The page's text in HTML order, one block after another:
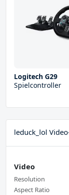
Logitech G29
Spielcontroller
leduck_lol
Video
Resolution
Aspect Ratio